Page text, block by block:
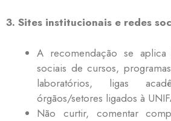
3. Sites institucionais e redes
A recomendação se
sociais de cursos,
laboratórios, ligas
órgãos/setores ligados à
Não curtir, comentar